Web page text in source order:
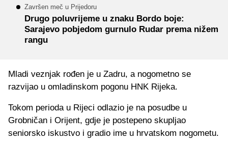
Završen meč u Prijedoru
Drugo poluvrijeme u znaku Bordo boje:
Sarajevo pobjedom gurnulo Rudar prema nižem
rangu
Mladi veznjak rođen je u Zadru, a nogometno se
razvijao u omladinskom pogonu HNK Rijeka.
Tokom perioda u Rijeci odlazio je na posudbe u
Grobničan i Orijent, gdje je postepeno skupljao
seniorsko iskustvo i gradio ime u hrvatskom nogometu.